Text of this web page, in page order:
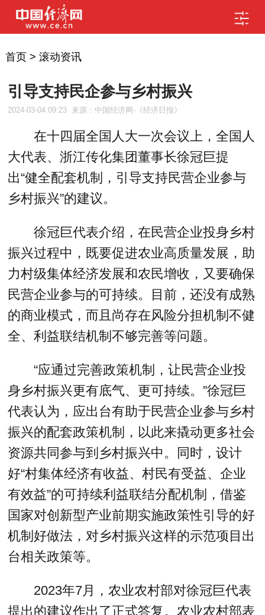
首页> 滚动资讯
引导支持民企参与乡村振兴
2024-03-04 09:23 来源：中国经济网-《经济日报》
在十四届全国人大一次会议上，全国人
大代表、浙江传化集团董事长徐冠巨提
出“健全配套机制，引导支持民营企业参与
乡村振兴”的建议。
徐冠巨代表介绍，在民营企业投身乡村
振兴过程中，既要促进农业高质量发展，助
力村级集体经济发展和农民增收，又要确保
民营企业参与的可持续。目前，还没有成熟
的商业模式，而且尚存在风险分担机制不健
全、利益联结机制不够完善等问题。
“应通过完善政策机制，让民营企业投
身乡村振兴更有底气、更可持续。”徐冠巨
代表认为，应出台有助于民营企业参与乡村
振兴的配套政策机制，以此来撬动更多社会
资源共同参与到乡村振兴中。同时，设计
好“村集体经济有收益、村民有受益、企业
有效益”的可持续利益联结分配机制，借鉴
国家对创新型产业前期实施政策性引导的好
机制好做法，对乡村振兴这样的示范项目出
台相关政策等。
2023年7月，农业农村部对徐冠巨代表
提出的建议作出了正式答复。农业农村部表